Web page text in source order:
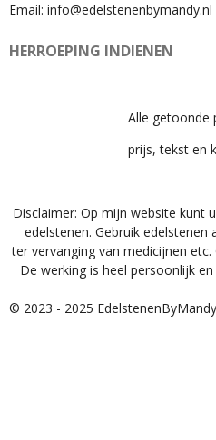
Email: info@edelstenenbymandy.nl
HERROEPING INDIENEN
Alle getoonde
prijs, tekst en
Disclaimer: Op mijn website kunt
edelstenen. Gebruik
ter vervanging van medicijnen
De werking is heel persoonlijk
© 2023 - 2025 EdelstenenByMandy